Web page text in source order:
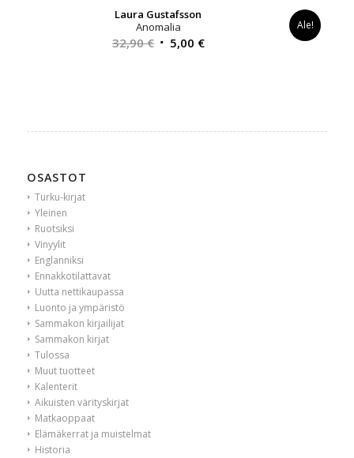
Laura Gustafsson
Anomalia
32,90€ Alkuperäinen
5,00 €Nykyinen
Ale!
OSASTOT
Turku-kirjat
Yleinen
Ruotsiksi
Vinyylit
Englanniksi
Ennakkotilattavat
Uutta nettikaupassa
Luonto ja ympäristö
Sammakon kirjailijat
Sammakon kirjat
Tulossa
Muut tuotteet
Kalenterit
Aikuisten värityskirjat
Matkaoppaat
Elämäkerrat ja muistelmat
Historia